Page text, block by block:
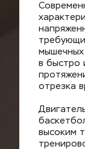
мышечных
в быстро
отрезка
высоким